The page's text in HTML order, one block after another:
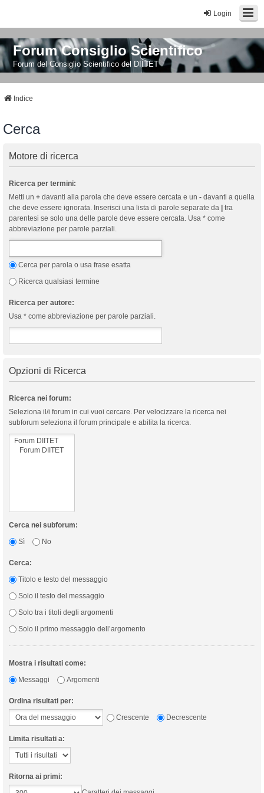
Login
Forum Consiglio Scientifico
Forum del Consiglio Scientifico del DIITET
Indice
Cerca
Motore di ricerca
Ricerca per termini:
Metti un + davanti alla parola che deve essere cercata e un - davanti a quella
che deve essere ignorata. Inserisci una lista di parole separate da
tra
parentesi se solo una delle parole deve essere cercata. Usa * come
abbreviazione per parole parziali.
Cerca per parola o usa frase esatta
Ricerca qualsiasi termine
Ricerca per autore:
Usa * come abbreviazione per parole parziali.
Opzioni di Ricerca
Ricerca nei forum:
Seleziona il/i forum in cui vuoi cercare. Per velocizzare la ricerca nei
subforum seleziona il forum principale e abilita la ricerca.
Cerca nei subforum:
Sì
No
Cerca:
Titolo e testo del messaggio
Solo il testo del messaggio
Solo tra i titoli degli argomenti
Solo il primo messaggio dell’argomento
Mostra i risultati come:
Messaggi
Argomenti
Ordina risultati per:
Crescente
Decrescente
Limita risultati a:
Ritorna ai primi: